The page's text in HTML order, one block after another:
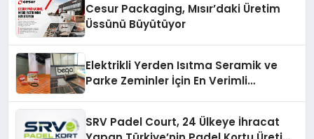
Cesur Packaging, Mısır’daki Üretim
Üssünü Büyütüyor
Elektrikli Yerden Isıtma Seramik ve
Parke Zeminler İçin En Verimli
SRV Padel Court, 24 Ülkeye İhracat